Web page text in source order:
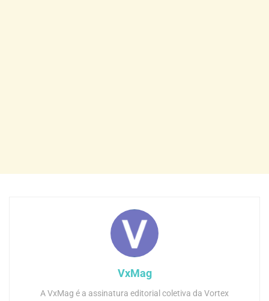
VxMag
A VxMag é a assinatura editorial coletiva da Vortex